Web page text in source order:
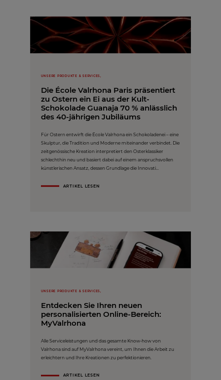
UNSERE PRODUKTE & SERVICES,
Die École Valrhona Paris präsentiert
zu Ostern ein Ei aus der Kult-
Schokolade Guanaja 70 % anlässlich
des 40-jährigen Jubiläums
Für Ostern entwirft die École Valrhona ein Schokoladenei – eine
Skulptur, die Tradition und Moderne miteinander verbindet. Die
zeitgenössische Kreation interpretiert den Osterklassiker
schlechthin neu und basiert dabei auf einem anspruchsvollen
künstlerischen Ansatz, dessen Grundlage die Innovati...
ARTIKEL LESEN
UNSERE PRODUKTE & SERVICES,
Entdecken Sie Ihren neuen
personalisierten Online-Bereich:
MyValrhona
Alle Serviceleistungen und das gesamte Know-how von
Valrhona sind auf MyValrhona vereint, um Ihnen die Arbeit zu
erleichtern und Ihre Kreationen zu perfektionieren.
ARTIKEL LESEN